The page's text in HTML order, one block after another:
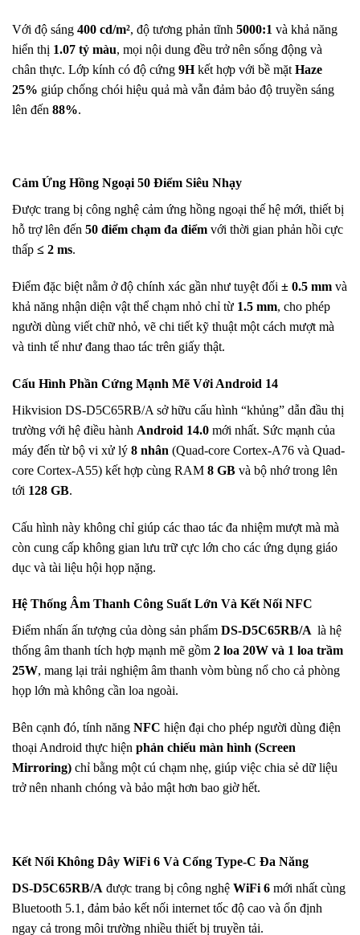
Với độ sáng 400 cd/m², độ tương phản tĩnh 5000:1 và khả năng
hiển thị 1.07 tỷ màu, mọi nội dung đều trở nên sống động và
chân thực. Lớp kính có độ cứng 9Hkết hợp với bề mặt Haze
25% giúp chống chói hiệu quả mà vẫn đảm bảo độ truyền sáng
lên đến 88%.
Cảm Ứng Hồng Ngoại 50 Điểm Siêu Nhạy
Được trang bị công nghệ cảm ứng hồng ngoại thế hệ mới, thiết bị
hỗ trợ lên đến 50 điểm chạm đa điểm với thời gian phản hồi cực
thấp ≤ 2 ms.
Điểm đặc biệt nằm ở độ chính xác gần như tuyệt đối ± 0.5 mm và
khả năng nhận diện vật thể chạm nhỏ chỉ từ 1.5 mm, cho phép
người dùng viết chữ nhỏ, vẽ chi tiết kỹ thuật một cách mượt mà
và tinh tế như đang thao tác trên giấy thật.
Cấu Hình Phần Cứng Mạnh Mẽ Với Android 14
Hikvision DS-D5C65RB/A sở hữu cấu hình “khủng” dẫn đầu thị
trường với hệ điều hành Android 14.0 mới nhất. Sức mạnh của
máy đến từ bộ vi xử lý 8 nhân (Quad-core Cortex-A76 và Quad-
core Cortex-A55) kết hợp cùng RAM 8 GB và bộ nhớ trong lên
tới 128 GB.
Cấu hình này không chỉ giúp các thao tác đa nhiệm mượt mà mà
còn cung cấp không gian lưu trữ cực lớn cho các ứng dụng giáo
dục và tài liệu hội họp nặng.
Hệ Thống Âm Thanh Công Suất Lớn Và Kết Nối NFC
Điểm nhấn ấn tượng của dòng sản phẩm DS-D5C65RB/A là hệ
thống âm thanh tích hợp mạnh mẽ gồm 2 loa 20W và 1 loa trầm
25W, mang lại trải nghiệm âm thanh vòm bùng nổ cho cả phòng
họp lớn mà không cần loa ngoài.
Bên cạnh đó, tính năng NFC hiện đại cho phép người dùng điện
thoại Android thực hiện phản chiếu màn hình (Screen
Mirroring) chỉ bằng một cú chạm nhẹ, giúp việc chia sẻ dữ liệu
trở nên nhanh chóng và bảo mật hơn bao giờ hết.
Kết Nối Không Dây WiFi 6 Và Cổng Type-C Đa Năng
DS-D5C65RB/A được trang bị công nghệ WiFi 6 mới nhất cùng
Bluetooth 5.1, đảm bảo kết nối internet tốc độ cao và ổn định
ngay cả trong môi trường nhiều thiết bị truyền tải.